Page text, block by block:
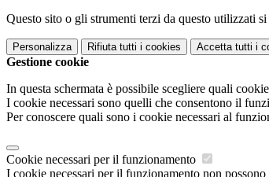
Questo sito o gli strumenti terzi da questo utilizzati
Personalizza Rifiuta tutti i cookies Accetta tutti i
Gestione cookie
In questa schermata è possibile scegliere quali
I cookie necessari sono quelli che consentono il
Per conoscere quali sono i cookie necessari al
Cookie necessari per il funzionamento
I cookie necessari per il funzionamento non